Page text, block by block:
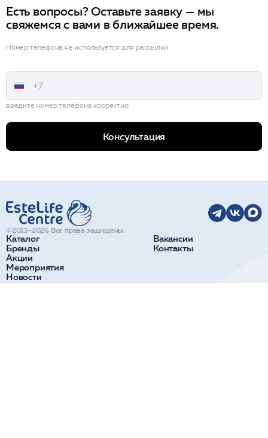
Есть вопросы? Оставьте заявку — мы
свяжемся с вами в ближайшее время.
Номер телефона не используется для рассылки
введите номер телефона корректно
Консультация
Каталог
Бренды
Акции
Мероприятия
Новости
О компании
Вакансии
Контакты
©2013–2026 Все права защищены.